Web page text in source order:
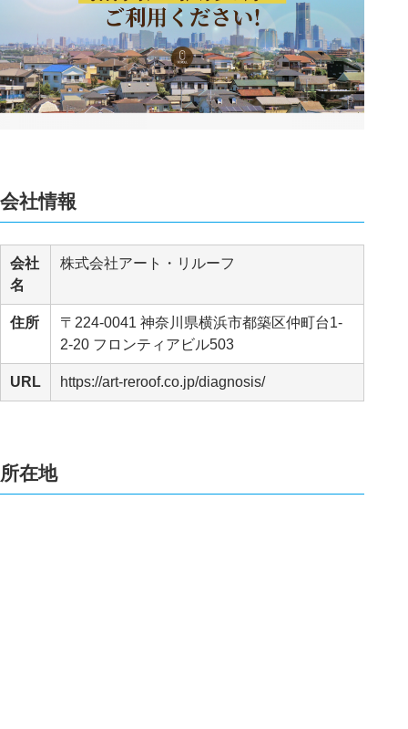
会社情報
会社
名
株式会社アート・リルーフ
住所
〒224-0041 神奈川県横浜市都築区仲町台1-
2-20 フロンティアビル503
URL https://art-reroof.co.jp/diagnosis/
所在地